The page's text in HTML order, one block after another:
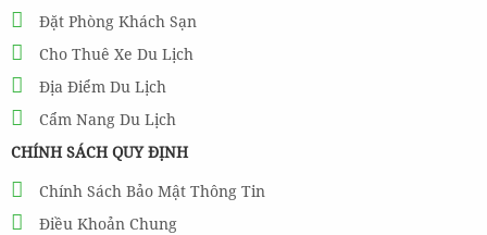
Đặt Phòng Khách Sạn
Cho Thuê Xe Du Lịch
Địa Điểm Du Lịch
Cẩm Nang Du Lịch
CHÍNH SÁCH QUY ĐỊNH
Chính Sách Bảo Mật Thông Tin
Điều Khoản Chung